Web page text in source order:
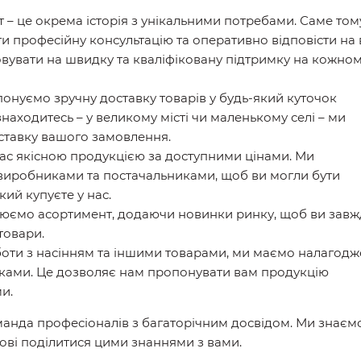
це окрема історія з унікальними потребами. Саме
консультацію та оперативно відповісти на
на швидку та кваліфіковану підтримку на
зручну доставку товарів у будь-який куточок
– у великому місті чи маленькому селі – ми
вашого замовлення.
якісною продукцією за доступними цінами. Ми
та постачальниками, щоб ви могли бути
купуєте у нас.
асортимент, додаючи новинки ринку, щоб ви
з насінням та іншими товарами, ми маємо
Це дозволяє нам пропонувати вам продукцію
професіоналів з багаторічним досвідом. Ми
поділитися цими знаннями з вами.